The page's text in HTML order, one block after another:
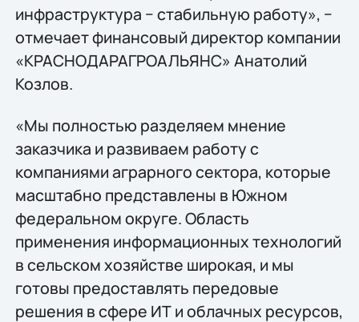
инфраструктура − стабильную работу», −
отмечает финансовый директор компании
«КРАСНОДАРАГРОАЛЬЯНС» Анатолий
Козлов.
«Мы полностью разделяем мнение
заказчика и развиваем работу с
компаниями аграрного сектора, которые
масштабно представлены в Южном
федеральном округе. Область
применения информационных технологий
в сельском хозяйстве широкая, и мы
готовы предоставлять передовые
решения в сфере ИТ и облачных ресурсов,